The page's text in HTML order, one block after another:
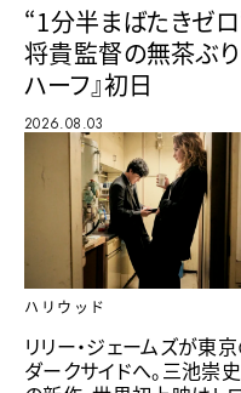
“1分半まばたきゼ
将貴監督の無茶ぶ
ハーフ』初日
2026.08.03
ハリウッド
リリー・ジェームズが東
ダークサイドへ。三池崇史